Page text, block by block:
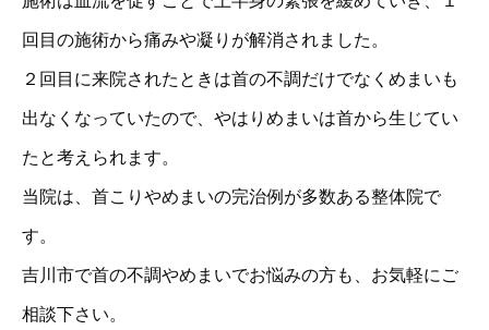
回目の施術から痛みや凝りが解消されました。
２回目に来院されたときは首の不調だけでなくめまいも
出なくなっていたので、やはりめまいは首から生じてい
たと考えられます。
当院は、首こりやめまいの完治例が多数ある整体院で
す。
吉川市で首の不調やめまいでお悩みの方も、お気軽にご
相談下さい。